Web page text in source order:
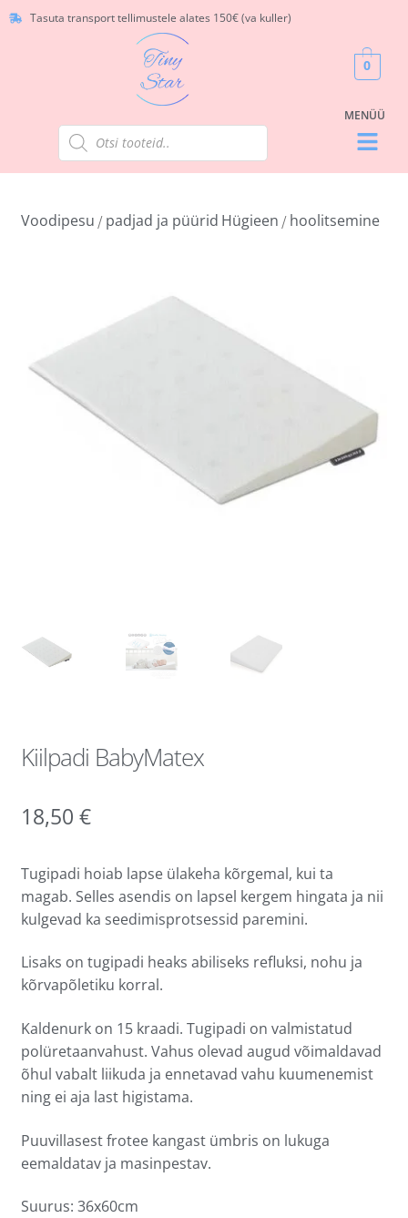
Tasuta transport tellimustele alates 150€ (va kuller)
0
Voodipesu / padjad ja püürid Hügieen / hoolitsemine
Kiilpadi BabyMatex
18,50 €
Tugipadi hoiab lapse ülakeha kõrgemal, kui ta
magab. Selles asendis on lapsel kergem hingata ja nii
kulgevad ka seedimisprotsessid paremini.
Lisaks on tugipadi heaks abiliseks refluksi, nohu ja
kõrvapõletiku korral.
Kaldenurk on 15 kraadi. Tugipadi on valmistatud
polüretaanvahust. Vahus olevad augud võimaldavad
õhul vabalt liikuda ja ennetavad vahu kuumenemist
ning ei aja last higistama.
Puuvillasest frotee kangast ümbris on lukuga
eemaldatav ja masinpestav.
Suurus: 36x60cm